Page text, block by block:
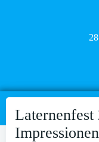
Laternenfest
Impressionen